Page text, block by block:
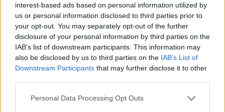
interest-based ads based on personal information utilized by
us or personal information disclosed to third parties prior to
your opt-out. You may separately opt-out of the further
disclosure of your personal information by third parties on the
IAB’s list of downstream participants. This information may
also be disclosed by us to third parties on the IAB’s List of
Downstream Participants that may further disclose it to other
Please note that this website/app uses one or more Google
Personal Data Processing Opt Outs